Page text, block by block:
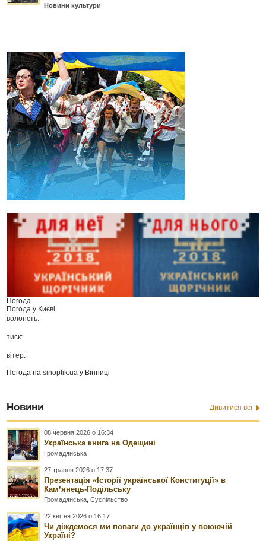
Новини культури
Погода
Погода у Києві
вологість:
тиск:
вітер:
Погода наsinoptik.ua у Вінниці
Новини Дивитися всі
08 червня 2026 о 16:34
Українська книга на Одещині
Громадянська
27 травня 2026 о 17:37
Презентація «Історії української Конституції» в
Камʼянець-Подільську
Громадянська ,Суспільство
22 квітня 2026 о 16:17
Чи діждемося ми поваги до українців у воюючій
Україні?